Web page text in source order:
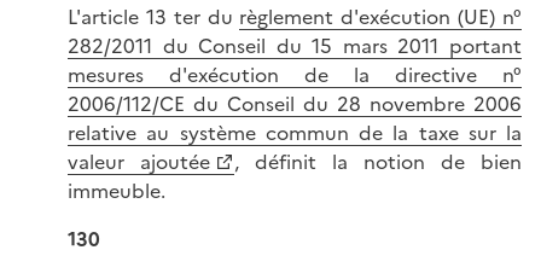
L'article 13 ter du règlement d'exécution (UE) n°
282/2011 du Conseil du 15 mars 2011 portant
mesures d'exécution de la directive n°
2006/112/CE du Conseil du 28 novembre 2006
relative au système commun de la taxe sur la
valeur ajoutée
, définit la notion de bien
immeuble.
130